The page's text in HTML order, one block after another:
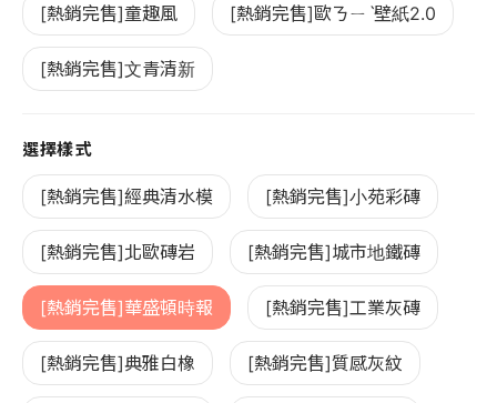
[熱銷完售]童趣風 [熱銷完售]歐ㄋㄧˋ壁紙2.0
[熱銷完售]文青清新
選擇樣式
[熱銷完售]經典清水模 [熱銷完售]小苑彩磚
[熱銷完售]北歐磚岩 [熱銷完售]城市地鐵磚
[熱銷完售]華盛頓時報 [熱銷完售]工業灰磚
[熱銷完售]典雅白橡 [熱銷完售]質感灰紋